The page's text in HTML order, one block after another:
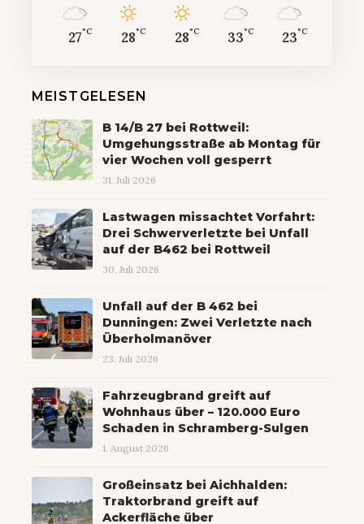
27°C 28°C 28°C 33°C 23°C
MEISTGELESEN
B 14/B 27 bei Rottweil:
Umgehungsstraße ab Montag für
vier Wochen voll gesperrt
31. Juli 2026
Lastwagen missachtet Vorfahrt:
Drei Schwerverletzte bei Unfall
auf der B462 bei Rottweil
30. Juli 2026
Unfall auf der B 462 bei
Dunningen: Zwei Verletzte nach
Überholmanöver
23. Juli 2026
Fahrzeugbrand greift auf
Wohnhaus über – 120.000 Euro
Schaden in Schramberg-Sulgen
1. August 2026
Großeinsatz bei Aichhalden:
Traktorbrand greift auf
Ackerfläche über